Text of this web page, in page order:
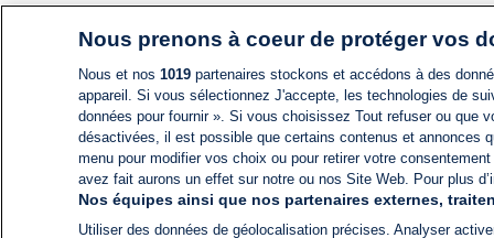
Nous prenons à coeur de protéger vos
Nous et nos 1019partenaires stockons et accédons à des
appareil. Si vous sélectionnez J'accepte, les technologies de
données pour fournir ». Si vous choisissez Tout refuser ou
désactivées, il est possible que certains contenus et annonces
menu pour modifier vos choix ou pour retirer votre
avez fait aurons un effet sur notre ou nos Site Web. Pour plus
Nos équipes ainsi que nos partenaires externes,
Utiliser des données de géolocalisation précises. Analyser